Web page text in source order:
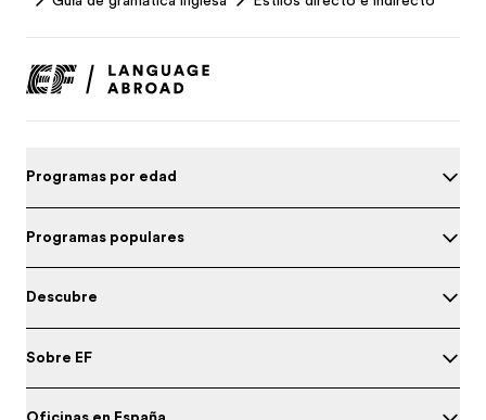
Programas por edad
Programas populares
Descubre
Sobre EF